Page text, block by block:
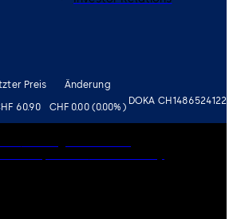
Preis
60.90
Änderung
CHF 0.00 (0.00%)
DOKA CH1486524122